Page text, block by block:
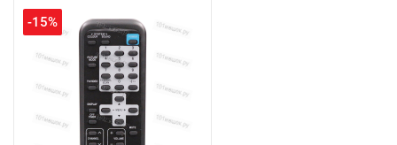
-15%